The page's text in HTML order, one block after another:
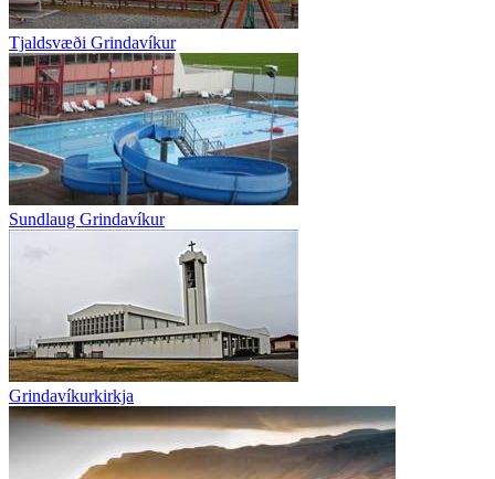
Tjaldsvæði Grindavíkur
Sundlaug Grindavíkur
Grindavíkurkirkja